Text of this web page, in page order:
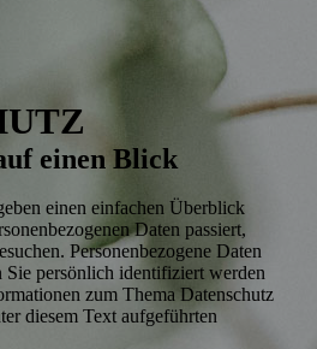
einen Blick
einen einfachen Überblick
Daten passiert,
Personenbezogene Daten
Sie persönlich identifiziert werden
zum Thema Datenschutz
diesem Text aufgeführten